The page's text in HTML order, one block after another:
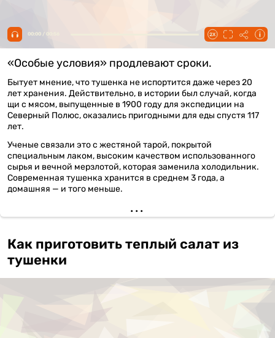
00:00 / 00:56
«Особые условия» продлевают сроки.
Бытует мнение, что тушенка не испортится даже через 20
лет хранения. Действительно, в истории был случай, когда
щи с мясом, выпущенные в 1900 году для экспедиции на
Северный Полюс, оказались пригодными для еды спустя 117
лет.
Ученые связали это с жестяной тарой, покрытой
специальным лаком, высоким качеством использованного
сырья и вечной мерзлотой, которая заменила холодильник.
Современная тушенка хранится в среднем 3 года, а
домашняя — и того меньше.
Как приготовить теплый салат из
тушенки